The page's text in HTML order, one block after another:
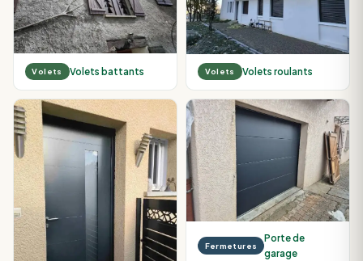
Volets Volets battants Volets Volets roulants
Fermetures
Porte de
garage